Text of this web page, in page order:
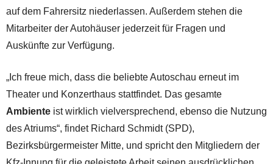
auf dem Fahrersitz niederlassen. Außerdem stehen die
Mitarbeiter der Autohäuser jederzeit für Fragen und
Auskünfte zur Verfügung.
„Ich freue mich, dass die beliebte Autoschau erneut im
Theater und Konzerthaus stattfindet. Das gesamte
Ambiente ist wirklich vielversprechend, ebenso die Nutzung
des Atriums“, findet Richard Schmidt (SPD),
Bezirksbürgermeister Mitte, und spricht den Mitgliedern der